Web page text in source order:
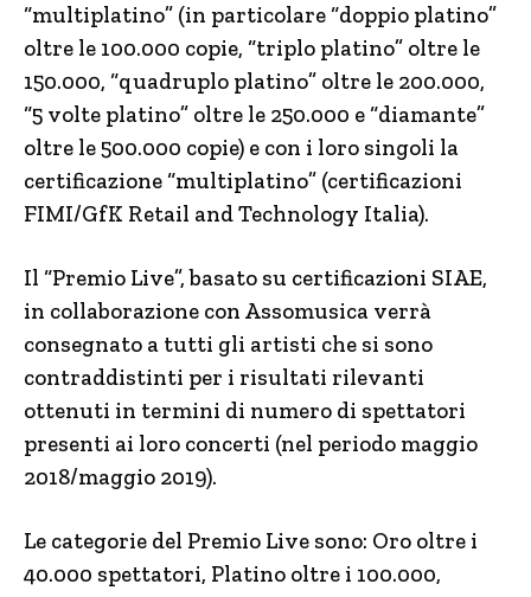
“multiplatino” (in particolare “doppio platino”
oltre le 100.000 copie, “triplo platino” oltre le
150.000, “quadruplo platino” oltre le 200.000,
“5 volte platino” oltre le 250.000 e “diamante”
oltre le 500.000 copie) e con i loro singoli la
certificazione “multiplatino” (certificazioni
FIMI/GfK Retail and Technology Italia).
Il “Premio Live”, basato su certificazioni SIAE,
in collaborazione con Assomusica verrà
consegnato a tutti gli artisti che si sono
contraddistinti per i risultati rilevanti
ottenuti in termini di numero di spettatori
presenti ai loro concerti (nel periodo maggio
2018/maggio 2019).
Le categorie del Premio Live sono: Oro oltre i
40.000 spettatori, Platino oltre i 100.000,